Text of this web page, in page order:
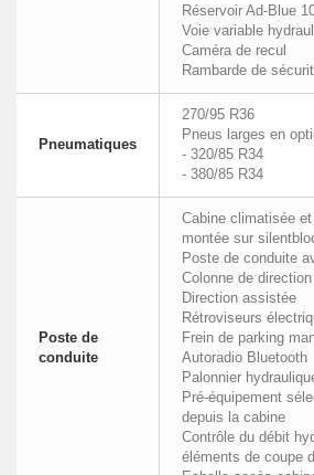
Réservoir Ad-Blue
Voie variable
Caméra de recul
Rambarde de
Pneumatiques
270/95 R36
Pneus larges en
- 320/85 R34
- 380/85 R34
Poste de
conduite
Cabine climatisée
montée sur
Poste de conduite
Colonne de
Direction assistée
Rétroviseurs
Frein de parking
Autoradio Bluetooth
Palonnier
Pré-équipement
depuis la cabine
Contrôle du débit
éléments de coupe